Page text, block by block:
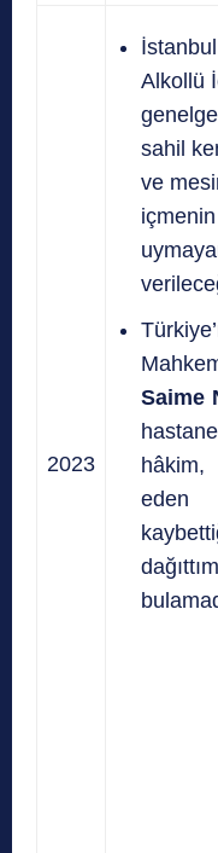
2023
Alkollü
sahil
ve
Saime
eden